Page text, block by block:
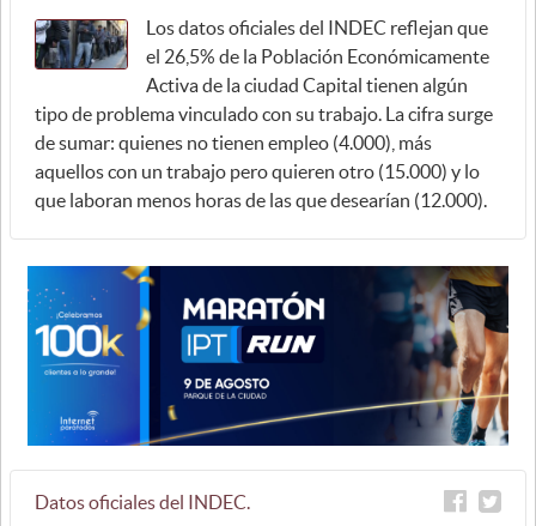
Los datos oficiales del INDEC reflejan que
el 26,5% de la Población Económicamente
Activa de la ciudad Capital tienen algún
tipo de problema vinculado con su trabajo. La cifra surge
de sumar: quienes no tienen empleo (4.000), más
aquellos con un trabajo pero quieren otro (15.000) y lo
que laboran menos horas de las que desearían (12.000).
Datos oficiales del INDEC.